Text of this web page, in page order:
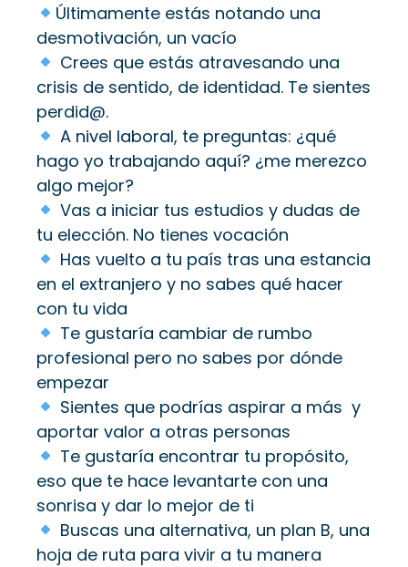
Últimamente estás notando una
desmotivación, un vacío
Crees que estás atravesando una
crisis de sentido, de identidad. Te sientes
perdid@.
A nivel laboral, te preguntas: ¿qué
hago yo trabajando aquí? ¿me merezco
algo mejor?
Vas a iniciar tus estudios y dudas de
tu elección. No tienes vocación
Has vuelto a tu país tras una estancia
en el extranjero y no sabes qué hacer
con tu vida
Te gustaría cambiar de rumbo
profesional pero no sabes por dónde
empezar
Sientes que podrías aspirar a más y
aportar valor a otras personas
Te gustaría encontrar tu propósito,
eso que te hace levantarte con una
sonrisa y dar lo mejor de ti
Buscas una alternativa, un plan B, una
hoja de ruta para vivir a tu manera